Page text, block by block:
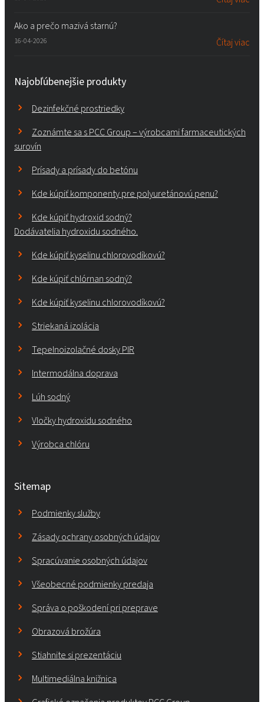
Ako a prečo mazivá starnú?
16-04-2026 Čítaj viac
Najobľúbenejšie produkty
Dezinfekčné prostriedky
Zoznámte sa s PCC Group – výrobcami farmaceutických
surovín
Prísady a prísady do betónu
Kde kúpiť komponenty pre polyuretánovú penu?
Kde kúpiť hydroxid sodný?
Dodávatelia hydroxidu sodného.
Kde kúpiť kyselinu chlorovodíkovú?
Kde kúpiť chlórnan sodný?
Kde kúpiť kyselinu chlorovodíkovú?
Striekaná izolácia
Tepelnoizolačné dosky PIR
Intermodálna doprava
Lúh sodný
Vločky hydroxidu sodného
Výrobca chlóru
Sitemap
Podmienky služby
Zásady ochrany osobných údajov
Spracúvanie osobných údajov
Všeobecné podmienky predaja
Správa o poškodení pri preprave
Obrazová brožúra
Stiahnite si prezentáciu
Multimediálna knižnica